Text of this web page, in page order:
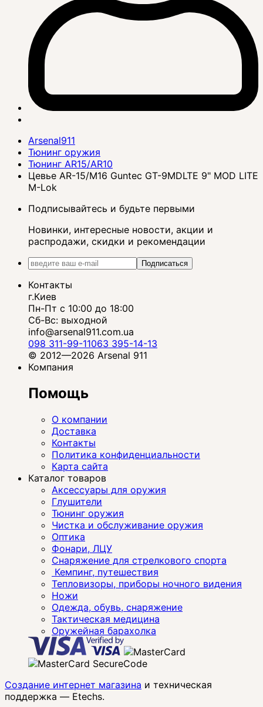
Arsenal911
Тюнинг оружия
Тюнинг AR15/AR10
Цевье AR-15/M16 Guntec GT-9MDLTE 9" MOD LITE
M-Lok
Подписывайтесь и будьте первыми
Новинки, интересные новости, акции и
распродажи, скидки и рекомендации
Подписаться
Контакты
г.Киев
Пн-Пт с 10:00 до 18:00
Сб-Вс: выходной
info@arsenal911.com.ua
098 311-99-11063 395-14-13
© 2012—2026 Arsenal 911
Компания
Помощь
О компании
Доставка
Контакты
Политика конфиденциальности
Карта сайта
Каталог товаров
Аксессуары для оружия
Глушители
Тюнинг оружия
Чистка и обслуживание оружия
Оптика
Фонари, ЛЦУ
Снаряжение для стрелкового спорта
Кемпинг, путешествия
Тепловизоры, приборы ночного видения
Ножи
Одежда, обувь, снаряжение
Тактическая медицина
Оружейная барахолка
Создание интернет магазина и техническая
поддержка — Etechs.